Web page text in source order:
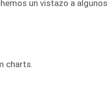
un vistazo a algunos
charts.